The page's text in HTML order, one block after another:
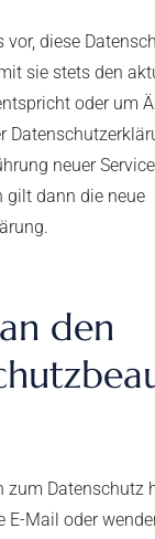
vor, diese
sie stets den
oder um
neuer
gilt dann die neue
den
zum Datenschutz
E-Mail oder